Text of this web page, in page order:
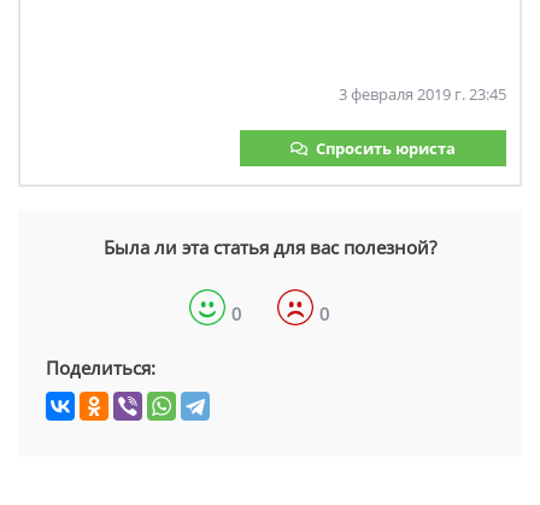
3 февраля 2019 г. 23:45
Спросить юриста
Была ли эта статья для вас полезной?
0 0
Поделиться: